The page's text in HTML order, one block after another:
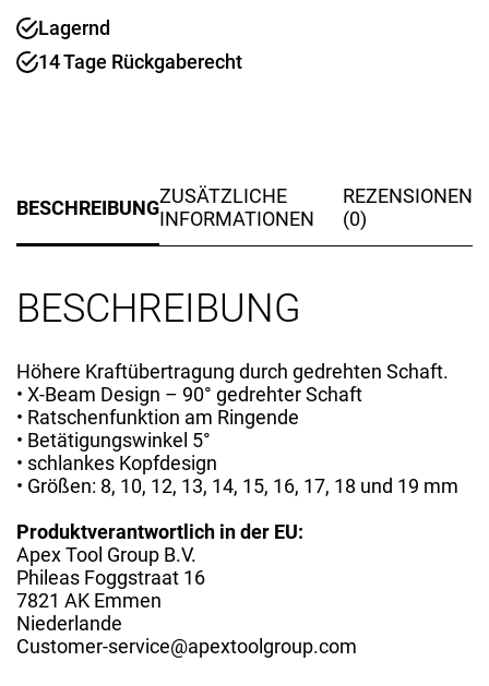
Beam
8016
Menge
Lagernd
14 Tage Rückgaberecht
BESCHREIBUNGZUSÄTZLICHE
INFORMATIONEN
REZENSIONEN
(0)
BESCHREIBUNG
Höhere Kraftübertragung durch gedrehten Schaft.
• X-Beam Design – 90° gedrehter Schaft
• Ratschenfunktion am Ringende
• Betätigungswinkel 5°
• schlankes Kopfdesign
• Größen: 8, 10, 12, 13, 14, 15, 16, 17, 18 und 19 mm
Produktverantwortlich in der EU:
Apex Tool Group B.V.
Phileas Foggstraat 16
7821 AK Emmen
Niederlande
Customer-service@apextoolgroup.com